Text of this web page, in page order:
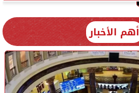
أهم الأخبار